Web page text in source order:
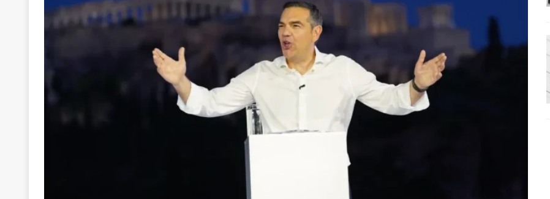
των δύο κομμάτων και όχι Ανδρουλάκη -Τσίπρα.
ΑΠΟΨΕΙΣ
Η τραγωδία της δημοκρατικής παράταξης: Ο λαός θέλει, αλλά τα κόμματα της αντιπολίτευσης δεν
μπορούν να φέρουν την αλλαγή
[ 3 Αυγούστου 2026 ]
Γιατί λιγοστεύουν «τα χρόνια της αθωότητας;» Το «αίνιγμα»και η «λύση» του μέσα από τον
εμβληματικό «Πολίτη Κέιν»
ΠΑΡΕΜΒΑΣΕΙΣ
Το Νομικό DNA του Υπερταμείου και οι Ρήτρες του ESM
ΑΠΟΨΕΙΣ
Το γάλλιο και η γεωπολιτική ισχύς για την Ελλάδα
«Εδοξάσθη κρυπτομένη και εγελοιοποιήθη εμφανιζόμενη»: Το άδοξο βήμα της Μ. Καρυστιανού